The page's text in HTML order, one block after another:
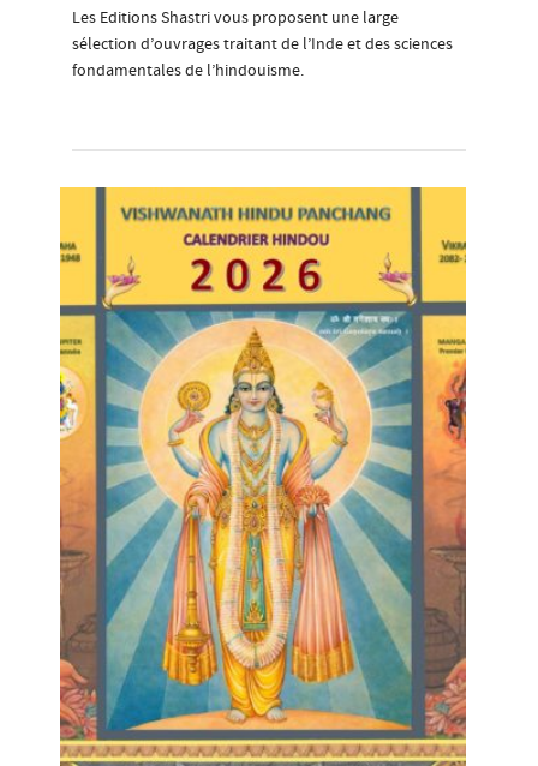
Les Editions Shastri vous proposent une large
sélection d’ouvrages traitant de l’Inde et des sciences
fondamentales de l’hindouisme.